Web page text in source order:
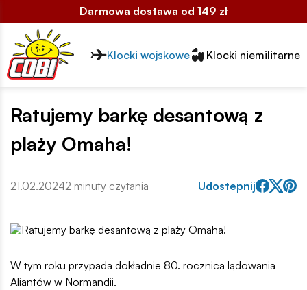
Darmowa dostawa od 149 zł
Przełącznik segmentów2
Klocki wojskowe Klocki niemilitarne
Ratujemy barkę desantową z
plaży Omaha!
21.02.20242 minuty czytania Udostepnij
W tym roku przypada dokładnie 80. rocznica lądowania
Aliantów w Normandii.